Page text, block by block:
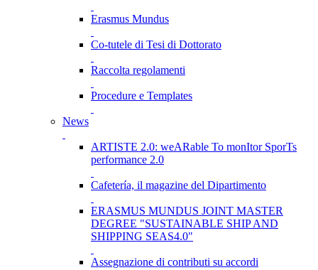
Erasmus Mundus
Co-tutele di Tesi di Dottorato
Raccolta regolamenti
Procedure e Templates
News
ARTISTE 2.0: weARable To monItor SporTs
performance 2.0
Cafetería, il magazine del Dipartimento
ERASMUS MUNDUS JOINT MASTER
DEGREE "SUSTAINABLE SHIP AND
SHIPPING SEAS4.0"
Assegnazione di contributi su accordi